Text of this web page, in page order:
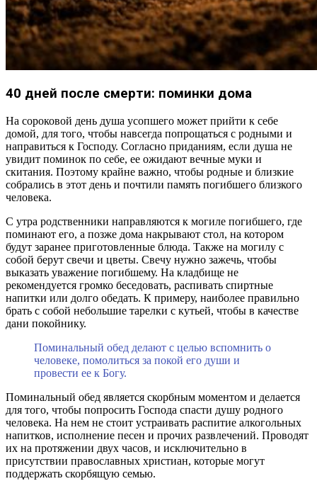
40 дней после смерти: поминки дома
На сороковой день душа усопшего может прийти к себе
домой, для того, чтобы навсегда попрощаться с родными и
направиться к Господу. Согласно приданиям, если душа не
увидит поминок по себе, ее ожидают вечные муки и
скитания. Поэтому крайне важно, чтобы родные и близкие
собрались в этот день и почтили память погибшего близкого
человека.
С утра родственники направляются к могиле погибшего, где
поминают его, а позже дома накрывают стол, на котором
будут заранее приготовленные блюда. Также на могилу с
собой берут свечи и цветы. Свечу нужно зажечь, чтобы
выказать уважение погибшему. На кладбище не
рекомендуется громко беседовать, распивать спиртные
напитки или долго обедать. К примеру, наиболее правильно
брать с собой небольшие тарелки с кутьей, чтобы в качестве
дани покойнику.
Поминальный обед делают с целью вспомнить о
человеке, помолиться за покой его души и
провести ее к Богу.
Поминальный обед является скорбным моментом и делается
для того, чтобы попросить Господа спасти душу родного
человека. На нем не стоит устраивать распитие алкогольных
напитков, исполнение песен и прочих развлечений. Проводят
их на протяжении двух часов, и исключительно в
присутствии православных христиан, которые могут
поддержать скорбящую семью.